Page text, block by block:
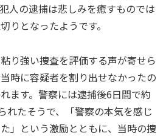
人の逮捕は悲しみを癒すものでは
りとなったようです。
り強い捜査を評価する声が寄せら
時に容疑者を割り出せなかったの
ます。警察には逮捕後6日間で約
れたそうで、「警察の本気を感じ
」という激励とともに、当時の捜